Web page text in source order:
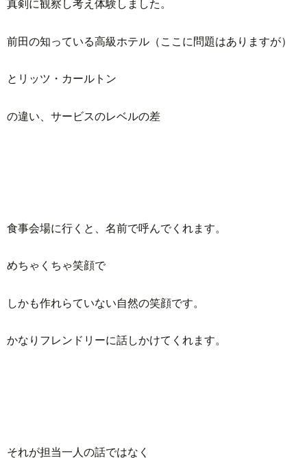
真剣に観察し考え体験しました。
前田の知っている高級ホテル（ここに問題はありますが）
とリッツ・カールトン
の違い、サービスのレベルの差
食事会場に行くと、名前で呼んでくれます。
めちゃくちゃ笑顔で
しかも作れらていない自然の笑顔です。
かなりフレンドリーに話しかけてくれます。
それが担当一人の話ではなく